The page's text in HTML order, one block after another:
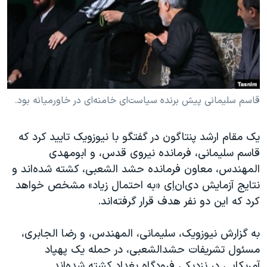
فرهنگ و زندگی
حقوق شهروندی
اقتصادی
علم و فناوری
اسرائیل در جنگ
آرشیو پخش زنده
مستندها
انتخابات ریاست جمهوری آمریکا ۲۰۲۴
حمله جمهوری اسلامی به اسرائیل
رمز مهسا
ورزش زنان در ایران
مجموعه مستندهای دادخواهی
تریبونال مردمی آبان ۹۸
دادگاه حمید نوری
چهل سال گروگان‌گیری
اعتراضات مردمی آبان ۹۸
دنبال کنید
زبانهای مختلف
قاسم سلیمانی پیش برنده سیاست‌ای خامنه‌ای در خاورمیانه بود.
یک مقام ارشد پنتاگون در گفتگو با نیوزویک تایید کرد که
قاسم سلیمانی، فرمانده نیروی قدس، و ابومهدی
المهندس،‌ معاون فرمانده حشد الشعبی، کشته شده‌اند و
نتایج آزمایش دی‌ان‌اِی «به احتمال زیاد» مشخص خواهد
کرد که این دو نفر هدف قرار گرفته‌اند.
به گزارش نیوزویک، سلیمانی، المهندس، و رضا الجابری،
مسئول تشریفات حشدالشعبی، در حمله یک پهپاد